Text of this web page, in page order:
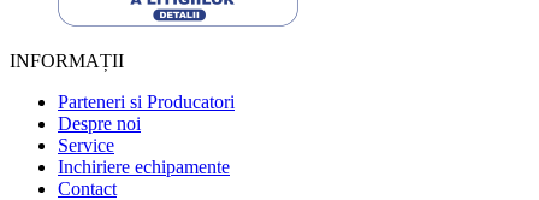
INFORMAȚII
Parteneri si Producatori
Despre noi
Service
Inchiriere echipamente
Contact